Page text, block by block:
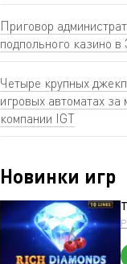
Приговор
подпольного казино
Четыре крупных
игровых автоматах за
компании IGT
Новинки игр